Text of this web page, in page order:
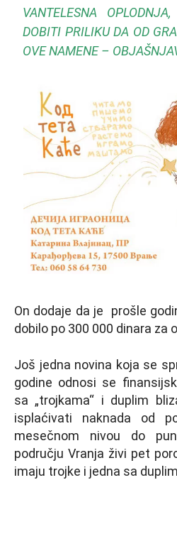
VANTELESNA
DOBITI PRILIKU DA OD
OVE NAMENE –
On dodaje da je prošle
dobilo po 300 000 dinara za
Još jedna novina koja se
godine odnosi se
sa „trojkama“ i duplim
isplaćivati naknada od
mesečnom nivou do
području Vranja živi pet
imaju trojke i jedna sa